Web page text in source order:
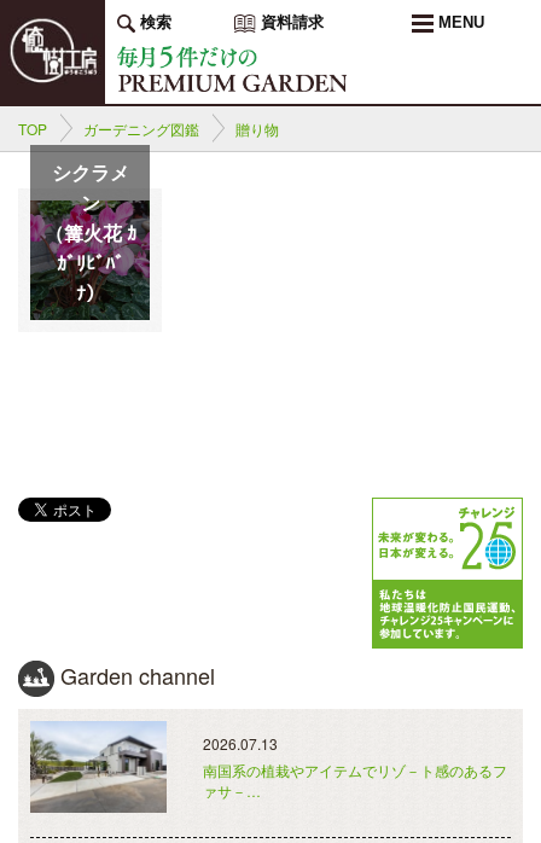
検索 資料請求 MENU
TOP ガーデニング図鑑 贈り物
シクラメ
ン
（篝火花 ｶ
ｶﾞﾘﾋﾞﾊﾞ
ﾅ）
Garden channel
2026.07.13
南国系の植栽やアイテムでリゾ－ト感のあるフ
ァサ－…